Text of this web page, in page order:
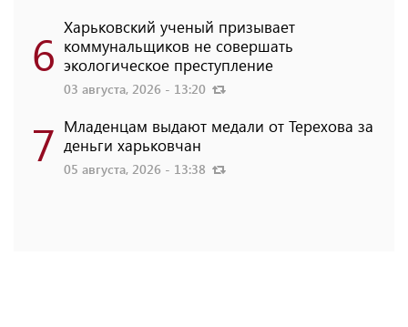
6 Харьковский ученый призывает
коммунальщиков не совершать
экологическое преступление
03 августа, 2026 - 13:20
7 Младенцам выдают медали от Терехова за
деньги харьковчан
05 августа, 2026 - 13:38